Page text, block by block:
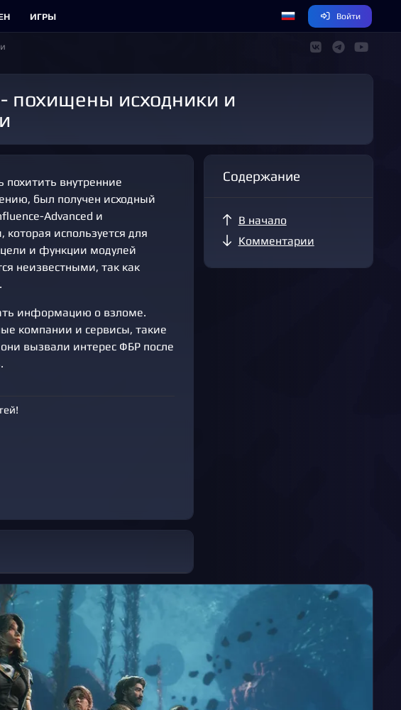
ИГРЫ Войти
похитить внутренние
был получен исходный
Advanced и
которая используется для
и функции модулей
неизвестными, так как
информацию о взломе.
компании и сервисы, такие
вызвали интерес ФБР после
Содержание
В начало
Комментарии